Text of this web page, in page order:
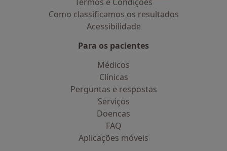
Como classificamos os resultados
Acessibilidade
Para os pacientes
Médicos
Clínicas
Perguntas e respostas
Serviços
Doencas
FAQ
Aplicações móveis